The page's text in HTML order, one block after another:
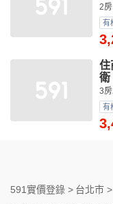
2
有
住
衛
3
有
591實價登錄 > 台北市 >